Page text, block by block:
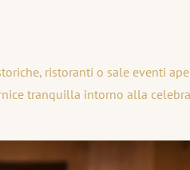
ristoranti o sale eventi
tranquilla intorno alla